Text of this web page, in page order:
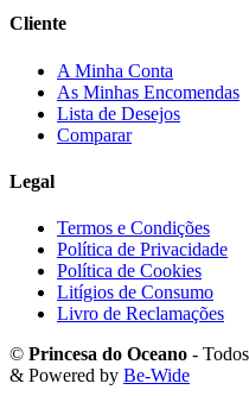
Cliente
A Minha Conta
As Minhas Encomendas
Lista de Desejos
Comparar
Legal
Termos e Condições
Política de Privacidade
Política de Cookies
Litígios de Consumo
Livro de Reclamações
© Princesa do Oceano -
& Powered by Be-Wide